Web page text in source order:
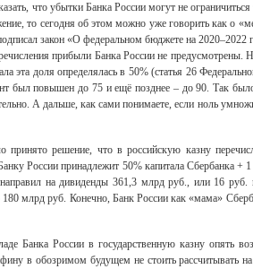
что убытки Банка России могут не
то сегодня об этом можно уже говорить как о
закон «О федеральном бюджете на 2020–2022
прибыли Банка России не
эта доля определялась в 50% (статья 26
был повышен до 75 и ещё позднее – до 90. Так
А дальше, как сами понимаете, если ноль
решение, что в российскую казну
России принадлежит 50% капитала Сбербанка +
на дивиденды 361,3 млрд руб., или 16
млрд руб. Конечно, Банк России как «мама»
Банка России в государственную казну опять
в обозримом будущем не стоить рассчитывать на